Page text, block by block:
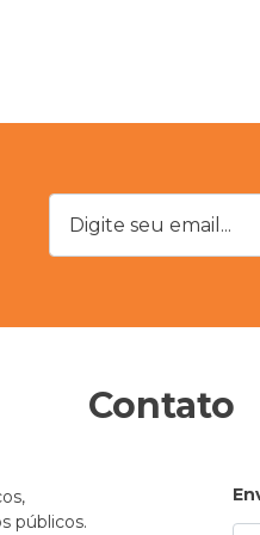
seu email...
Contato
públicos.